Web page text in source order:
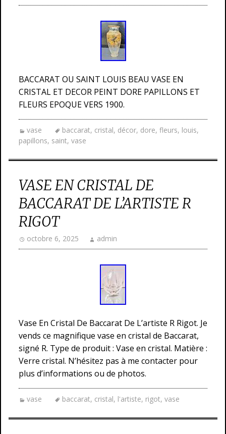
BACCARAT OU SAINT LOUIS BEAU VASE EN
CRISTAL ET DECOR PEINT DORE PAPILLONS ET
FLEURS EPOQUE VERS 1900.
vase baccarat, cristal, décor, dore, fleurs, louis,
papillons, saint, vase
VASE EN CRISTAL DE
BACCARAT DE L’ARTISTE R
RIGOT
octobre 6, 2025 admin
Vase En Cristal De Baccarat De L’artiste R Rigot. Je
vends ce magnifique vase en cristal de Baccarat,
signé R. Type de produit : Vase en cristal. Matière :
Verre cristal. N’hésitez pas à me contacter pour
plus d’informations ou de photos.
vase baccarat, cristal, l'artiste, rigot, vase